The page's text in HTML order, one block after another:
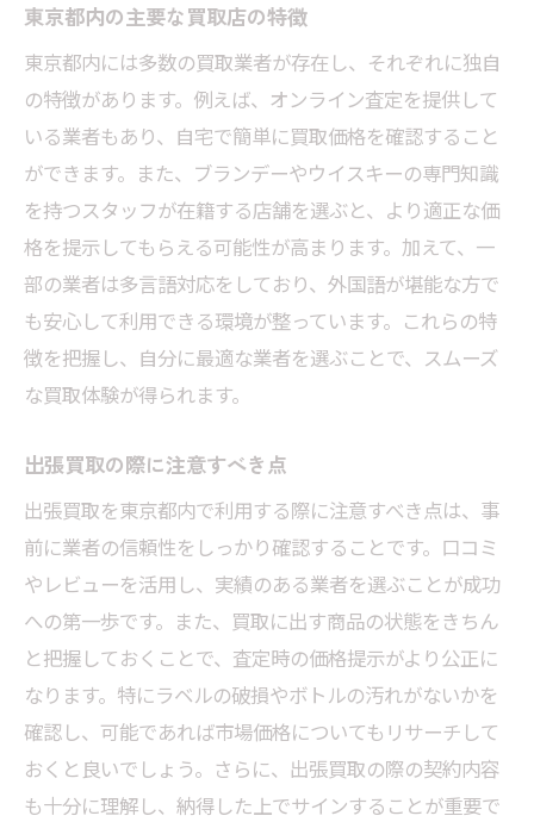
東京都内の主要な買取店の特徴
東京都内には多数の買取業者が存在し、それぞれに独自
の特徴があります。例えば、オンライン査定を提供して
いる業者もあり、自宅で簡単に買取価格を確認すること
ができます。また、ブランデーやウイスキーの専門知識
を持つスタッフが在籍する店舗を選ぶと、より適正な価
格を提示してもらえる可能性が高まります。加えて、一
部の業者は多言語対応をしており、外国語が堪能な方で
も安心して利用できる環境が整っています。これらの特
徴を把握し、自分に最適な業者を選ぶことで、スムーズ
な買取体験が得られます。
出張買取の際に注意すべき点
出張買取を東京都内で利用する際に注意すべき点は、事
前に業者の信頼性をしっかり確認することです。口コミ
やレビューを活用し、実績のある業者を選ぶことが成功
への第一歩です。また、買取に出す商品の状態をきちん
と把握しておくことで、査定時の価格提示がより公正に
なります。特にラベルの破損やボトルの汚れがないかを
確認し、可能であれば市場価格についてもリサーチして
おくと良いでしょう。さらに、出張買取の際の契約内容
も十分に理解し、納得した上でサインすることが重要で